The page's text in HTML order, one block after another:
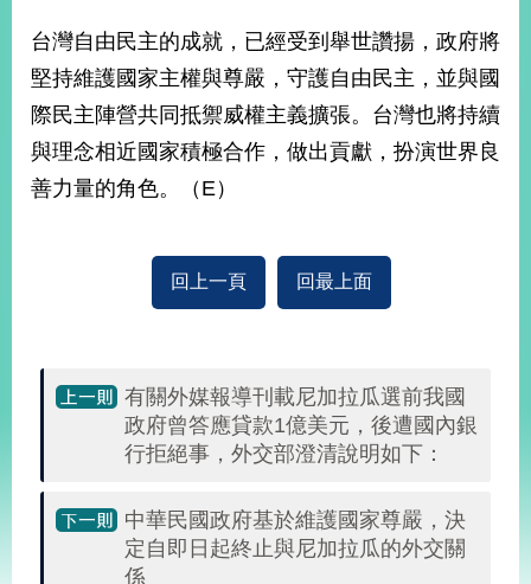
覽
本
部
新
中
心
國
台灣自由民主的成就，已經受到舉世讚揚，政府將
堅持維護國家主權與尊嚴，守護自由民主，並與國
際民主陣營共同抵禦威權主義擴張。台灣也將持續
與理念相近國家積極合作，做出貢獻，扮演世界良
善力量的角色。（E）
回上一頁 回最上面
有關外媒報導刊載尼加拉瓜選前我國
政府曾答應貸款1億美元，後遭國內銀
行拒絕事，外交部澄清說明如下：
中華民國政府基於維護國家尊嚴，決
定自即日起終止與尼加拉瓜的外交關
係